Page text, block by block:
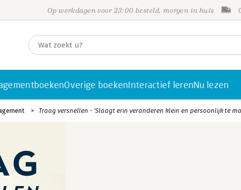
Op werkdagen voor 23:00 besteld, morgen in huis
Overige boekenInteractief lerenNu lezen
Traag versnellen - 'Slaagt erin veranderen klein en persoonlijk te